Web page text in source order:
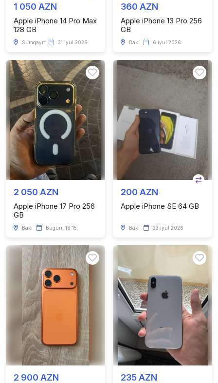
1 050 AZN
Apple iPhone 14 Pro Max
128 GB
Sumqayıt 31 iyul 2026
360 AZN
Apple iPhone 13 Pro 256
GB
Bakı 6 iyul 2026
2 050 AZN
Apple iPhone 17 Pro 256
GB
Bakı Bugün, 16:15
200 AZN
Apple iPhone SE 64 GB
Bakı 23 iyul 2026
2 900 AZN 235 AZN